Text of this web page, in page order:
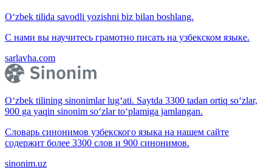
O‘zbek tilida savodli yozishni biz bilan boshlang.
С нами вы научитесь грамотно писать на узбекском языке.
sarlavha.com
O‘zbek tilining sinonimlar lug‘ati. Saytda 3300 tadan ortiq so‘zlar,
900 ga yaqin sinonim so‘zlar to‘plamiga jamlangan.
Словарь синонимов узбекского языка на нашем сайте
содержит более 3300 слов и 900 синонимов.
sinonim.uz